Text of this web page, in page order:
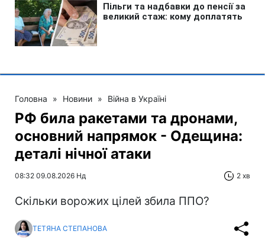
Головна » Новини » Війна в Україні
РФ била ракетами та дронами,
основний напрямок - Одещина:
деталі нічної атаки
08:32 09.08.2026 Нд 2 хв
Скільки ворожих цілей збила ППО?
ТЕТЯНА СТЕПАНОВА